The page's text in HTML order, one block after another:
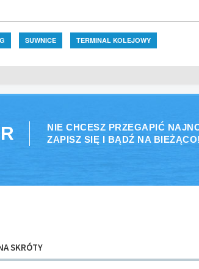
SUWNICE TERMINAL KOLEJOWY
NIE CHCESZ PRZEGAPIĆ
ZAPISZ SIĘ I BĄDŹ NA
SKRÓTY